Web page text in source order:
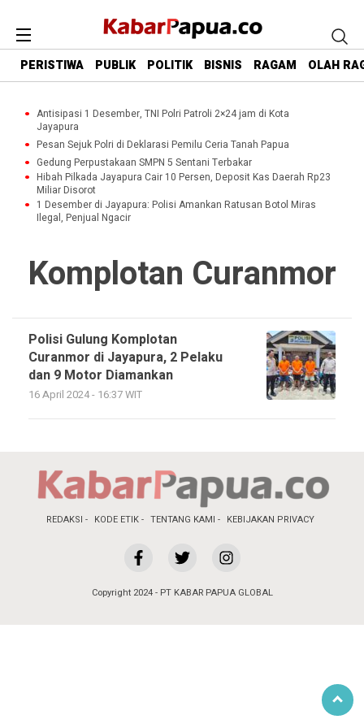
PERISTIWA PUBLIK POLITIK BISNIS RAGAM OLAH
Antisipasi 1 Desember, TNI Polri Patroli 2×24 jam di Kota
Jayapura
Pesan Sejuk Polri di Deklarasi Pemilu Ceria Tanah Papua
Gedung Perpustakaan SMPN 5 Sentani Terbakar
Hibah Pilkada Jayapura Cair 10 Persen, Deposit Kas Daerah Rp23
Miliar Disorot
1 Desember di Jayapura: Polisi Amankan Ratusan Botol Miras
Ilegal, Penjual Ngacir
Komplotan Curanmor
Polisi Gulung Komplotan
Curanmor di Jayapura, 2 Pelaku
dan 9 Motor Diamankan
16 April 2024 - 16:37 WIT
REDAKSI KODE ETIK TENTANG KAMI KEBIJAKAN PRIVACY
Copyright 2024 - PT KABAR PAPUA GLOBAL